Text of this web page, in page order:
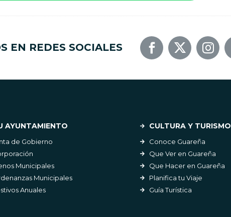
EN REDES SOCIALES
AYUNTAMIENTO
de Gobierno
Municipales
Municipales
Anuales
CULTURA Y TURISMO
Conoce Guareña
Que Ver en Guareña
Que Hacer en Guareña
Planifica tu Viaje
Guía Turística